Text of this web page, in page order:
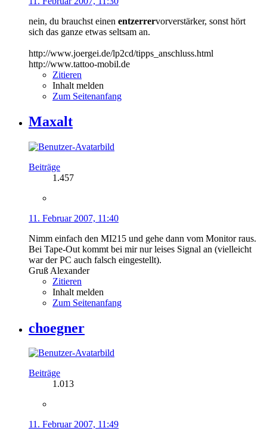
nein, du brauchst einen entzerrervorverstärker, sonst hört
sich das ganze etwas seltsam an.
http://www.joergei.de/lp2cd/tipps_anschluss.html
http://www.tattoo-mobil.de
Zitieren
Inhalt melden
Zum Seitenanfang
Maxalt
Beiträge
1.457
11. Februar 2007, 11:40
Nimm einfach den MI215 und gehe dann vom Monitor raus.
Bei Tape-Out kommt bei mir nur leises Signal an (vielleicht
war der PC auch falsch eingestellt).
Gruß Alexander
Zitieren
Inhalt melden
Zum Seitenanfang
choegner
Beiträge
1.013
11. Februar 2007, 11:49